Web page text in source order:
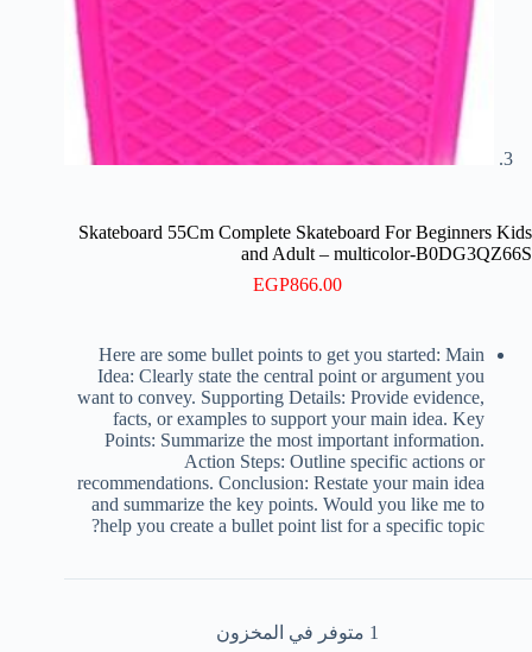
Skateboard 55Cm Complete Skateboard For Beginners Kids
and Adult – multicolor-B0DG3QZ66S
EGP866.00
Here are some bullet points to get you started: Main
Idea: Clearly state the central point or argument you
want to convey. Supporting Details: Provide evidence,
facts, or examples to support your main idea. Key
Points: Summarize the most important information.
Action Steps: Outline specific actions or
recommendations. Conclusion: Restate your main idea
and summarize the key points. Would you like me to
help you create a bullet point list for a specific topic?
1 متوفر في المخزون